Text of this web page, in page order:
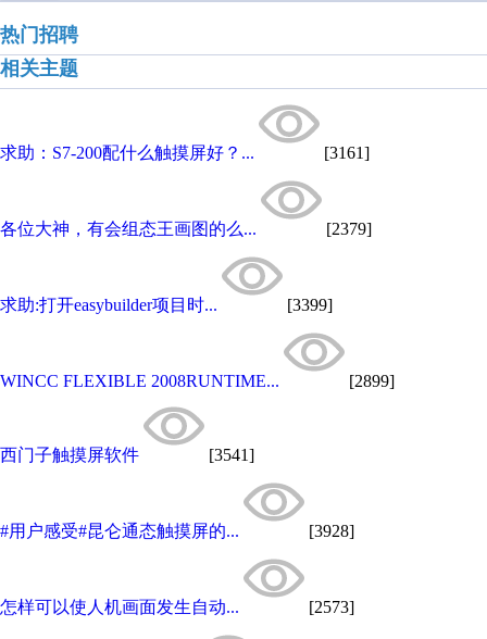
热门招聘
相关主题
求助：S7-200配什么触摸屏好？... [3161]
各位大神，有会组态王画图的么... [2379]
求助:打开easybuilder项目时... [3399]
WINCC FLEXIBLE 2008RUNTIME... [2899]
西门子触摸屏软件 [3541]
#用户感受#昆仑通态触摸屏的... [3928]
怎样可以使人机画面发生自动... [2573]